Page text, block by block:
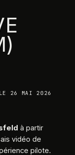
26 MAI 2026
à partir
vidéo de
pilote.